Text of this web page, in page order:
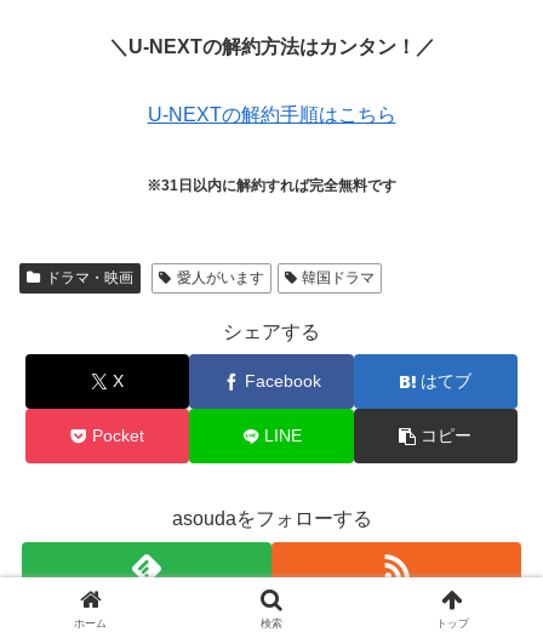
＼U-NEXTの解約方法はカンタン！／
U-NEXTの解約手順はこちら
※31日以内に解約すれば完全無料です
ドラマ・映画 愛人がいます 韓国ドラマ
シェアする
X Facebook はてブ
Pocket LINE コピー
asoudaをフォローする
ホーム 検索 トップ